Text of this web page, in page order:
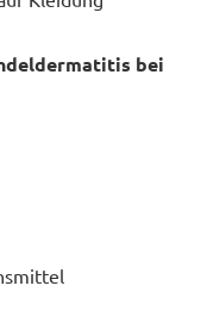
bei